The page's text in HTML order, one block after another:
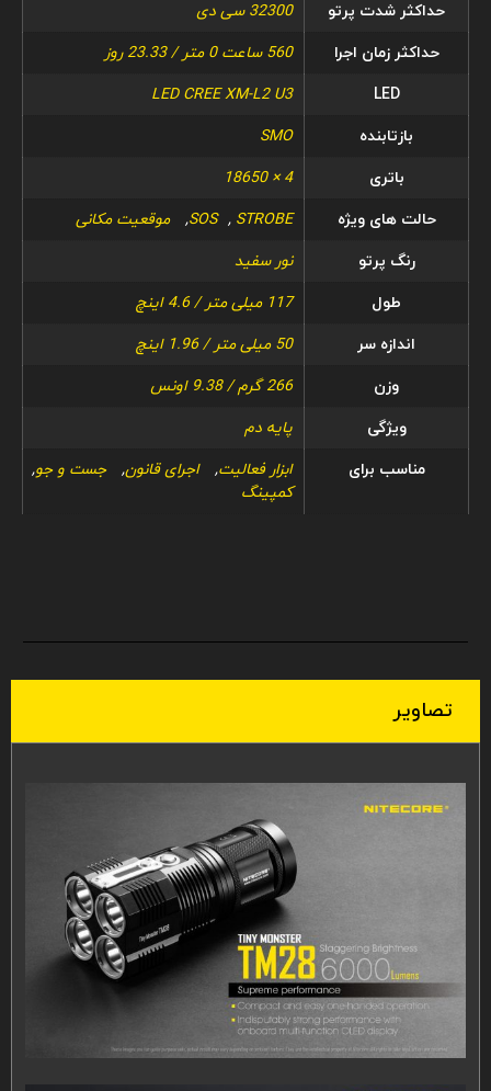
حداکثر شدت پرتو
32300 سی دی
حداکثر زمان اجرا
560 ساعت 0 متر / 23.33 روز
LED
LED CREE XM-L2 U3
بازتابنده
SMO
باتری
4 × 18650
حالت های ویژه
SOS , STROBE
,
موقعیت مکانی
رنگ پرتو
نور سفید
طول
117 میلی متر / 4.6 اینچ
اندازه سر
50 میلی متر / 1.96 اینچ
وزن
266 گرم / 9.38 اونس
ویژگی
پایه دم
مناسب برای
ابزار فعالیت, اجرای قانون, جست و جو,
کمپینگ
تصاویر